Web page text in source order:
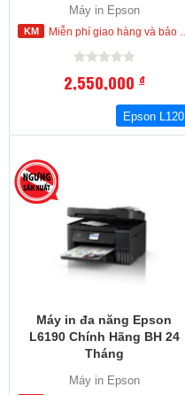
Máy in Epson
Miễn phí giao hàng và bảo hành tận nơi trong nội thành Hồ Chí Minh
2,550,000đ
Epson L120
Máy in đa năng Epson
L6190 Chính Hãng BH 24
Tháng
Máy in Epson